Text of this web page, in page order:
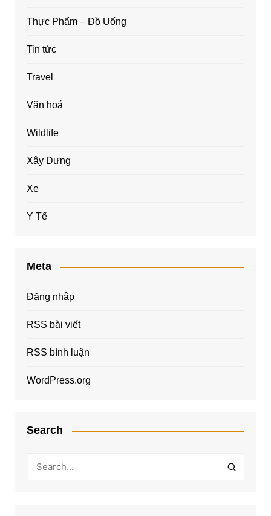
Thực Phẩm – Đồ Uống
Tin tức
Travel
Văn hoá
Wildlife
Xây Dựng
Xe
Y Tế
Meta
Đăng nhập
RSS bài viết
RSS bình luận
WordPress.org
Search